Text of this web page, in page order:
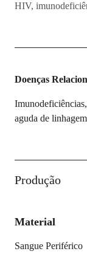
HIV,
Doenças
aguda de
Produção
Material
Sangue Periférico